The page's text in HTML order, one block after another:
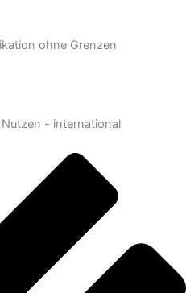
ohne Grenzen
- international